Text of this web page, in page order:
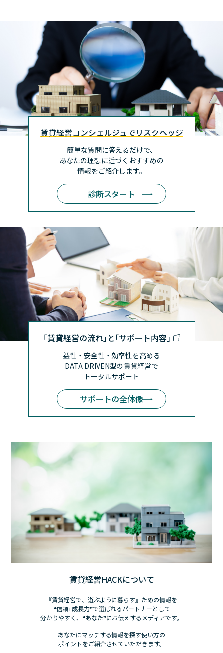
賃貸経営コンシェルジュでリスクヘッジ
簡単な質問に答えるだけで、
あなたの理想に近づく おすすめの
情報をご紹介します。
診断スタート
｢賃貸経営の流れ｣と｢サポート内容｣
益性・安全性・効率性を高める
DATA DRIVEN型の賃貸経営で
トータルサポート
サポートの全体像
賃貸経営HACKについて
『賃貸経営で、遊ぶように暮らす』ための情報を
❝信頼+成長力❞で選ばれるパートナーとして
分かりやすく、❝あなた❞にお伝えするメディアです。
あなたにマッチする情報を探す使い方の
ポイントをご紹介させていただきます。